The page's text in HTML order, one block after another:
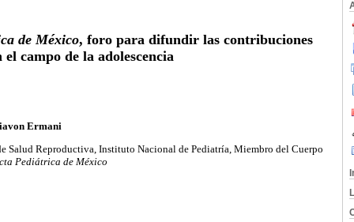
de México, foro para difundir las contribuciones
el campo de la adolescencia
Ermani
Salud Reproductiva, Instituto Nacional de Pediatría, Miembro del Cuerpo
Pediátrica de México